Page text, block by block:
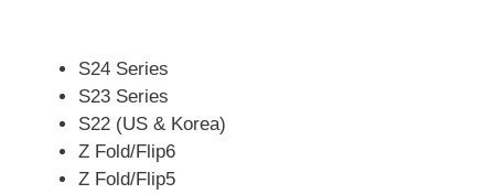
S24 Series
S23 Series
S22 (US & Korea)
Z Fold/Flip6
Z Fold/Flip5